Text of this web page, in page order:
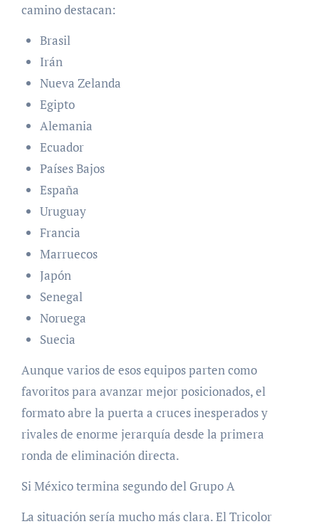
camino destacan:
Brasil
Irán
Nueva Zelanda
Egipto
Alemania
Ecuador
Países Bajos
España
Uruguay
Francia
Marruecos
Japón
Senegal
Noruega
Suecia
Aunque varios de esos equipos parten como
favoritos para avanzar mejor posicionados, el
formato abre la puerta a cruces inesperados y
rivales de enorme jerarquía desde la primera
ronda de eliminación directa.
Si México termina segundo del Grupo A
La situación sería mucho más clara. El Tricolor